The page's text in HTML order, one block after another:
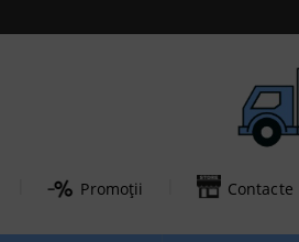
Promoții Contacte